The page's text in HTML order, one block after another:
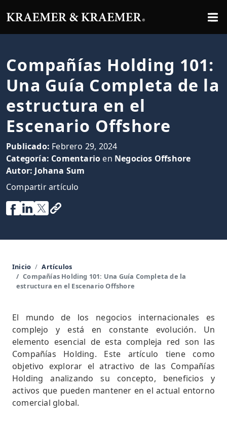
Compañías Holding 101:
Una Guía Completa de la
estructura en el
Escenario Offshore
Publicado: Febrero 29, 2024
Categoría: Comentario en Negocios Offshore
Autor: Johana Sum
Compartir artículo
Inicio
Artículos
Compañías Holding 101: Una Guía Completa de la
estructura en el Escenario Offshore
El mundo de los negocios internacionales es
complejo y está en constante evolución. Un
elemento esencial de esta compleja red son las
Compañías Holding. Este artículo tiene como
objetivo explorar el atractivo de las Compañías
Holding analizando su concepto, beneficios y
activos que pueden mantener en el actual entorno
comercial global.